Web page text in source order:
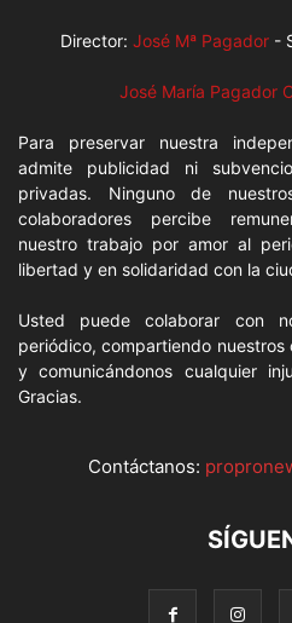
Director: José Mª Pagador-
José María Pagador
Para preservar nuestra
admite publicidad ni
privadas. Ninguno de
colaboradores percibe
nuestro trabajo por amor al
libertad y en solidaridad con la
Usted puede colaborar con
periódico, compartiendo
y comunicándonos cualquier
Gracias.
Contáctanos: